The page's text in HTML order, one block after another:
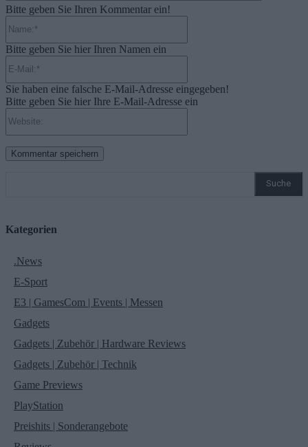
Bitte geben Sie Ihren Kommentar ein!
Bitte geben Sie hier Ihren Namen ein
Sie haben eine falsche E-Mail-Adresse eingegeben!
Bitte geben Sie hier Ihre E-Mail-Adresse ein
Suche
Kategorien
.News
E-Sport
E3 | GamesCom | Events | Messen
Gadgets
Gadgets | Zubehör | Hardware Reviews
Gadgets | Zubehör | Technik
Game Previews
PlayStation
Preishits | Sonderangebote